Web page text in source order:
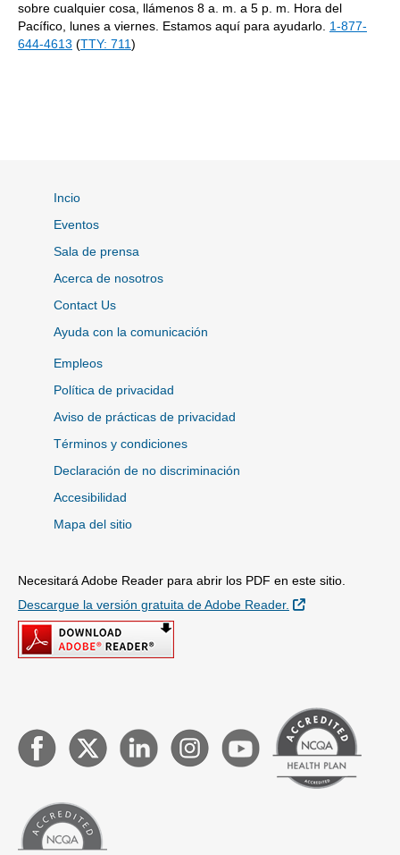
sobre cualquier cosa, llámenos 8 a. m. a 5 p. m. Hora del
Pacífico, lunes a viernes. Estamos aquí para ayudarlo. 1-877-
644-4613 (TTY: 711)
Incio
Eventos
Sala de prensa
Acerca de nosotros
Contact Us
Ayuda con la comunicación
Empleos
Política de privacidad
Aviso de prácticas de privacidad
Términos y condiciones
Declaración de no discriminación
Accesibilidad
Mapa del sitio
Necesitará Adobe Reader para abrir los PDF en este sitio.
Descargue la versión gratuita de Adobe Reader.
Sitio Externo